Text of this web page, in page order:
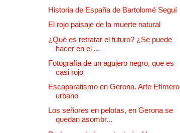
Historia de España de Bartolomé Seguí
El rojo paisaje de la muerte natural
¿Qué es retratar el futuro? ¿Se puede
hacer en el ...
Fotografía de un agujero negro, que es
casi rojo
Escaparatismo en Gerona. Arte Efímero
urbano
Los señores en pelotas, en Gerona se
quedan asombr...